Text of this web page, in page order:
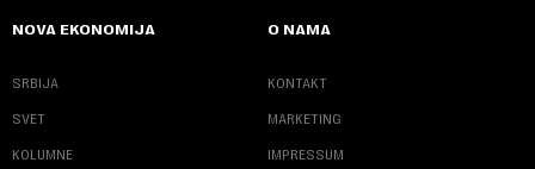
NOVA EKONOMIJA
SRBIJA
SVET
KOLUMNE
O NAMA
KONTAKT
MARKETING
IMPRESSUM